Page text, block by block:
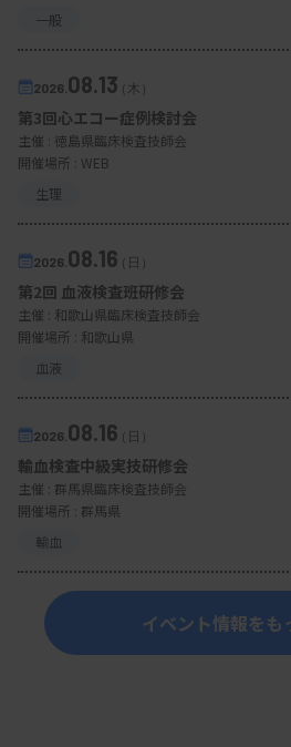
一般
2026. 08.13（木）
第3回心エコー症例検討会
主催 : 徳島県臨床検査技師会
開催場所 : WEB
生理
2026. 08.16（日）
第2回 血液検査班研修会
主催 : 和歌山県臨床検査技師会
開催場所 : 和歌山県
血液
2026. 08.16（日）
輸血検査中級実技研修会
主催 : 群馬県臨床検査技師会
開催場所 : 群馬県
輸血
イベント情報をも